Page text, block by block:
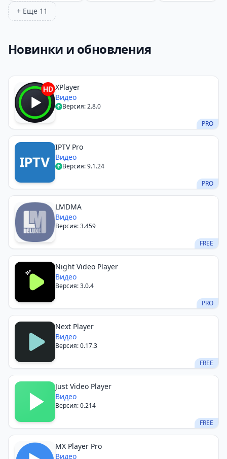
+ Еще 11
Новинки и обновления
XPlayer
Видео
Версия: 2.8.0
PRO
IPTV Pro
Видео
Версия: 9.1.24
PRO
LMDMA
Видео
Версия: 3.459
FREE
Night Video Player
Видео
Версия: 3.0.4
PRO
Next Player
Видео
Версия: 0.17.3
FREE
Just Video Player
Видео
Версия: 0.214
FREE
MX Player Pro
Видео